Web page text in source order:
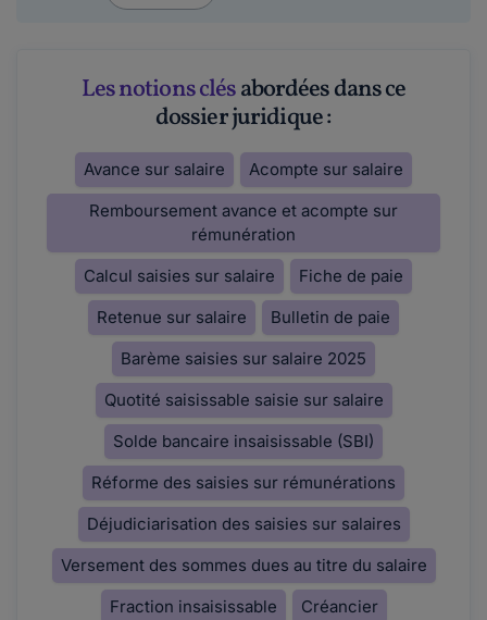
Les notions clésabordées dans ce
dossier juridique :
Avance sur salaire
Acompte sur salaire
Remboursement avance et acompte sur
rémunération
Calcul saisies sur salaire
Fiche de paie
Retenue sur salaire
Bulletin de paie
Barème saisies sur salaire 2025
Quotité saisissable saisie sur salaire
Solde bancaire insaisissable (SBI)
Réforme des saisies sur rémunérations
Déjudiciarisation des saisies sur salaires
Versement des sommes dues au titre du salaire
Fraction insaisissable
Créancier